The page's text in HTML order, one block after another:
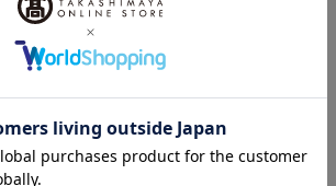
知らせ
住所』ご確認のお願い